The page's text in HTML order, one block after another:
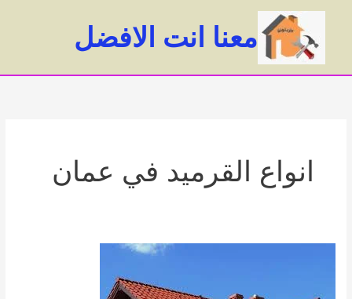
المحتوى
معنا انت الافضل
انواع القرميد في عمان